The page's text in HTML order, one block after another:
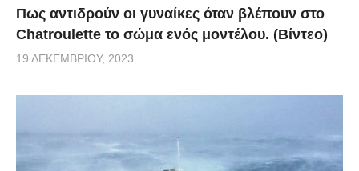
Πως αντιδρούν οι γυναίκες όταν βλέπουν στο
Chatroulette το σώμα ενός μοντέλου. (Βίντεο)
19 ΔΕΚΕΜΒΡΊΟΥ, 2023